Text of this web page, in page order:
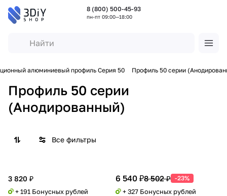
8 (800) 500-45-93
пн-пт 09:00—18:00
алюминиевый профиль Серия 50 Профиль 50 серии
Профиль 50 серии
(Анодированный)
Все фильтры
3 820 ₽
+ 191 Бонусных рублей
6 540 ₽8 502 ₽ -23%
+ 327 Бонусных рублей